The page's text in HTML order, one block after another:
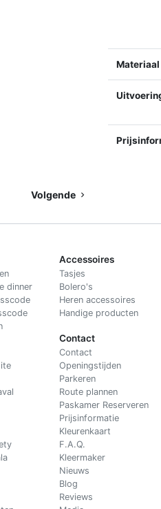
Materiaal
Volgende
dinner
Accessoires
Tasjes
Bolero's
Heren accessoires
Handige producten
Contact
Contact
Openingstijden
Parkeren
Route plannen
Paskamer Reserveren
Prijsinformatie
Kleurenkaart
F.A.Q.
Kleermaker
Nieuws
Blog
Reviews